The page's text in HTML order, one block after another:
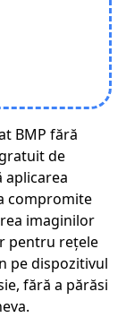
BMP fără
de
aplicarea
compromite
imaginilor
pentru rețele
pe dispozitivul
fără a părăsi